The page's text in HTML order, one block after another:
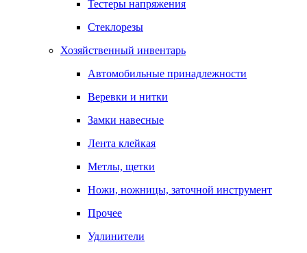
Тестеры напряжения
Стеклорезы
Хозяйственный инвентарь
Автомобильные принадлежности
Веревки и нитки
Замки навесные
Лента клейкая
Метлы, щетки
Ножи, ножницы, заточной инструмент
Прочее
Удлинители